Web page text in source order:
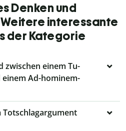
Denken und
interessante
der Kategorie
zwischen einem Tu-
Ad-hominem-
Totschlagargument